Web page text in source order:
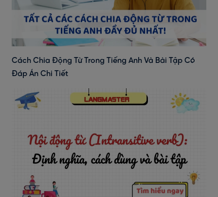
Cách Chia Động Từ Trong Tiếng Anh Và Bài Tập Có
Đáp Án Chi Tiết